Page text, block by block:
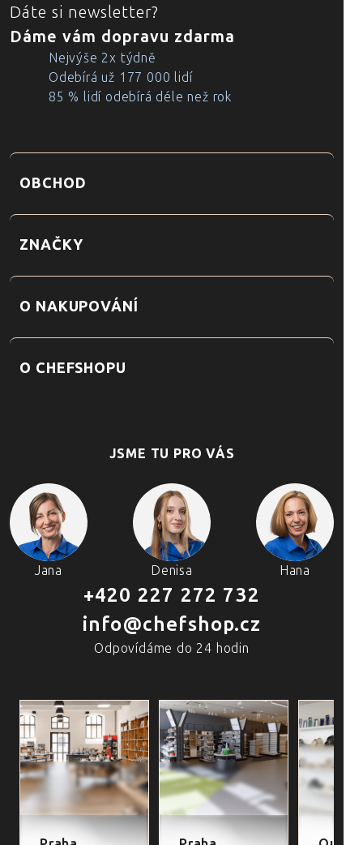
Dáte si newsletter?
Dáme vám dopravu zdarma
Nejvýše 2x týdně
Odebírá už 177 000 lidí
85 % lidí odebírá déle než rok
OBCHOD
ZNAČKY
O NAKUPOVÁNÍ
O CHEFSHOPU
JSME TU PRO VÁS
Jana Denisa Hana
+420 227 272 732
info@chefshop.cz
Odpovídáme do 24 hodin